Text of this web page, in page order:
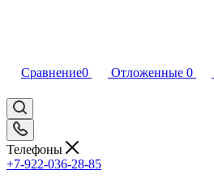
Сравнение0 Отложенные 0
Телефоны
+7-922-036-28-85